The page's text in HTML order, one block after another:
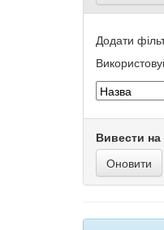
Додати
Вивести на